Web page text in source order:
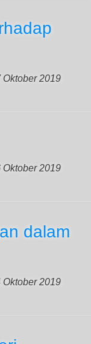
Oktober 2019
Oktober 2019
dalam
Oktober 2019